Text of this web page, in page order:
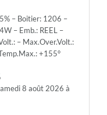
– Boitier: 1206 –
– Emb.: REEL –
– Max.Over.Volt.:
+155°
8 août 2026 à